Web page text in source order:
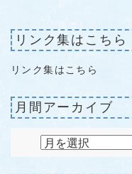
リンク集はこちら
リンク集はこちら
月間アーカイブ